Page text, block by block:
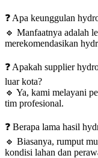
❓ Apa keunggulan
🔹 Manfaatnya adalah
merekomendasikan
❓ Apakah supplier
luar kota?
🔹 Ya, kami melayani
tim profesional.
❓ Berapa lama hasil
🔹 Biasanya, rumput
kondisi lahan dan